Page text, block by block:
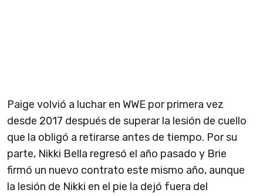
Paige volvió a luchar en WWE por primera vez
desde 2017 después de superar la lesión de cuello
que la obligó a retirarse antes de tiempo. Por su
parte, Nikki Bella regresó el año pasado y Brie
firmó un nuevo contrato este mismo año, aunque
la lesión de Nikki en el pie la dejó fuera del